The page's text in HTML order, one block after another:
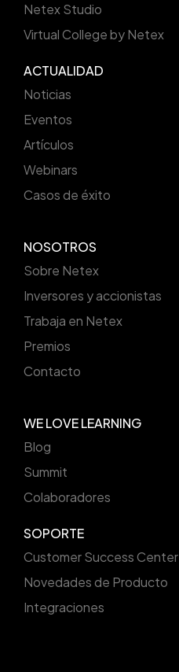
Netex Studio
Virtual College by Netex
ACTUALIDAD
Noticias
Eventos
Artículos
Webinars
Casos de éxito
NOSOTROS
Sobre Netex
Inversores y accionistas
Trabaja en Netex
Premios
Contacto
WE LOVE LEARNING
Blog
Summit
Colaboradores
SOPORTE
Customer Success Center
Novedades de Producto
Integraciones